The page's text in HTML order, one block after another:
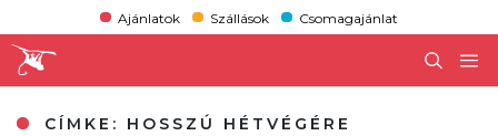
Ajánlatok Szállások Csomagajánlat
CÍMKE: HOSSZÚ HÉTVÉGÉRE